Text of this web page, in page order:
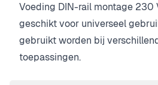
Voeding DIN-rail montage 230
geschikt voor universeel
gebruikt worden bij
toepassingen.